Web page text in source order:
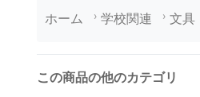
ホーム 学校関連 文具
この商品の他のカテゴリ